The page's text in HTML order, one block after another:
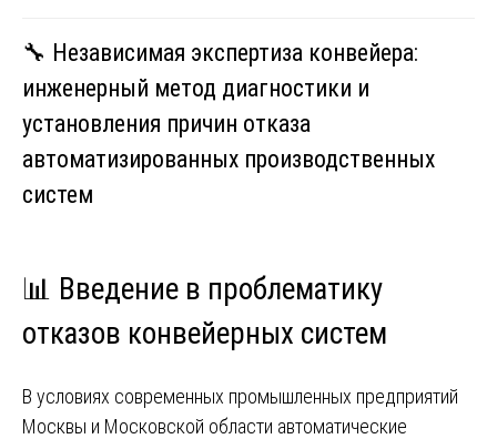
🔧 Независимая экспертиза конвейера:
инженерный метод диагностики и
установления причин отказа
автоматизированных производственных
систем
📊 Введение в проблематику
отказов конвейерных систем
В условиях современных промышленных предприятий
Москвы и Московской области автоматические